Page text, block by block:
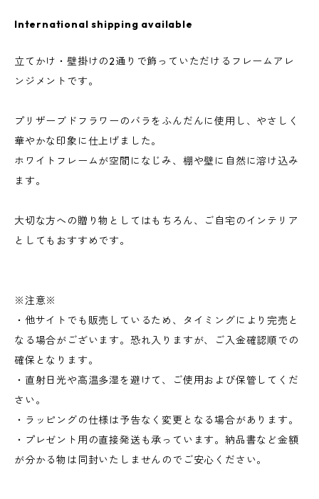
International shipping available
立てかけ・壁掛けの2通りで飾っていただけるフレームアレ
ンジメントです。
プリザーブドフラワーのバラをふんだんに使用し、やさしく
華やかな印象に仕上げました。
ホワイトフレームが空間になじみ、棚や壁に自然に溶け込み
ます。
大切な方への贈り物としてはもちろん、ご自宅のインテリア
としてもおすすめです。
※注意※
・他サイトでも販売しているため、タイミングにより完売と
なる場合がございます。恐れ入りますが、ご入金確認順での
確保となります。
・直射日光や高温多湿を避けて、ご使用および保管してくだ
さい。
・ラッピングの仕様は予告なく変更となる場合があります。
・プレゼント用の直接発送も承っています。納品書など金額
が分かる物は同封いたしませんのでご安心ください。